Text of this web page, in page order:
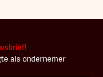
als ondernemer